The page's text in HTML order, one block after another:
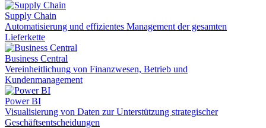
Supply Chain
Automatisierung und effizientes Management der gesamten
Lieferkette
Business Central
Vereinheitlichung von Finanzwesen, Betrieb und
Kundenmanagement
Power BI
Visualisierung von Daten zur Unterstützung strategischer
Geschäftsentscheidungen